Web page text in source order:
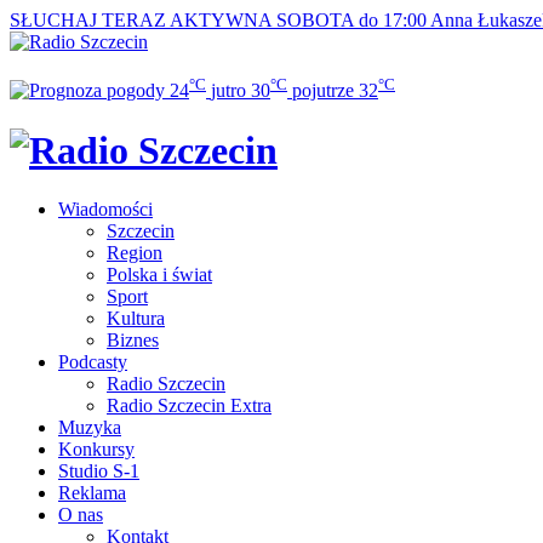
SŁUCHAJ TERAZ AKTYWNA SOBOTA do 17:00 Anna
24°C jutro 30°C pojutrze 32°C
Wiadomości
Szczecin
Region
Polska i świat
Sport
Kultura
Biznes
Podcasty
Radio Szczecin
Radio Szczecin Extra
Muzyka
Konkursy
Studio S-1
Reklama
O nas
Kontakt